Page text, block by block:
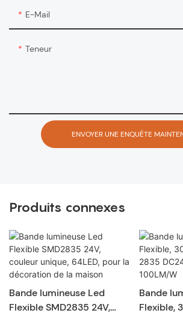
E-Mail
Teneur
ENVOYER UNE ENQUÊTE
Produits connexes
Bande lumineuse Led
Flexible SMD2835 24V,
Bande
Flexible,